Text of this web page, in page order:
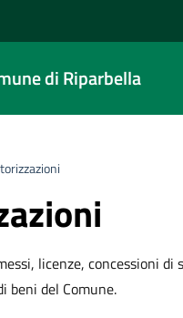
di Riparbella
licenze, concessioni di
beni del Comune.